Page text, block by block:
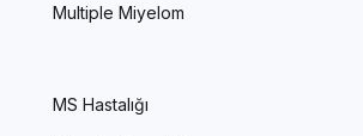
Multiple Miyelom
MS Hastalığı